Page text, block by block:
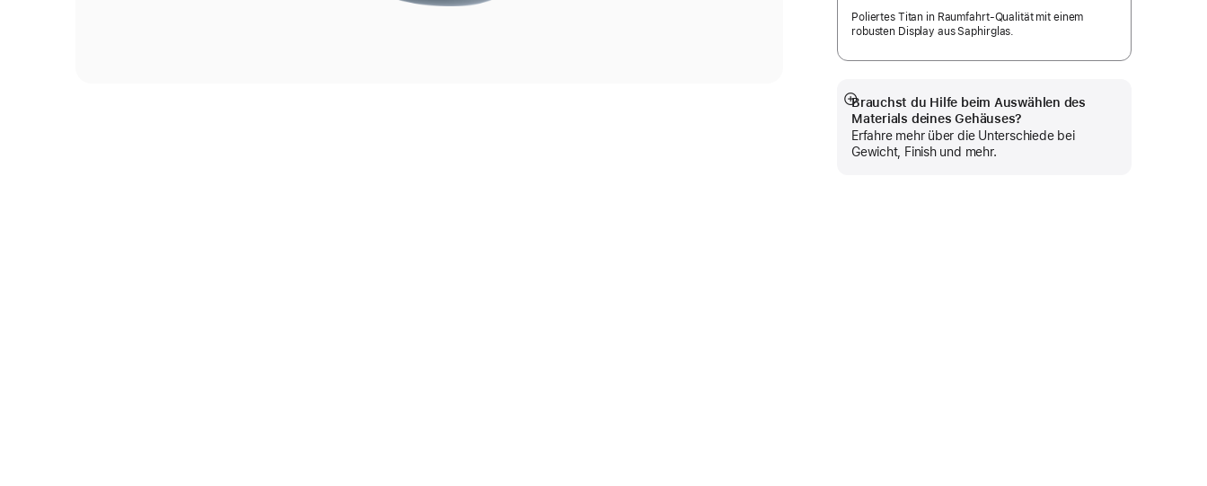
Poliertes Titan in Raumfahrt-Qualität mit einem
robusten Display aus Saphirglas.
Brauchst du Hilfe beim Auswählen des
Materials deines Gehäuses?
Erfahre mehr über die Unterschiede bei
Gewicht, Finish und mehr.
Mehr
anzeigen